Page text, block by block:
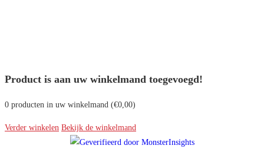
Product is aan uw winkelmand toegevoegd!
0 producten in uw winkelmand (€0,00)
Verder winkelen Bekijk de winkelmand